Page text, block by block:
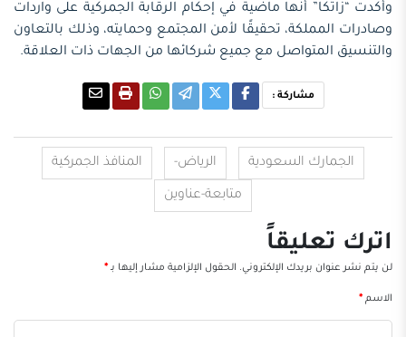
وأكدت “زاتكا” أنها ماضية في إحكام الرقابة الجمركية على واردات
وصادرات المملكة، تحقيقًا لأمن المجتمع وحمايته، وذلك بالتعاون
والتنسيق المتواصل مع جميع شركائها من الجهات ذات العلاقة.
مشاركة :
الجمارك السعودية الرياض- المنافذ الجمركية
متابعة-عناوين
اترك تعليقاً
لن يتم نشر عنوان بريدك الإلكتروني. الحقول الإلزامية مشار إليها بـ*
الاسم*